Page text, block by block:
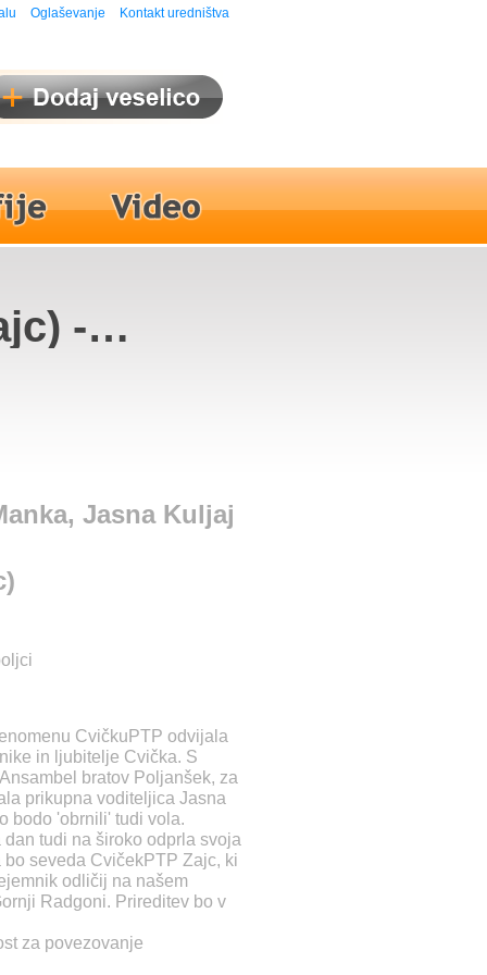
Oglaševanje Kontakt uredništva
-
Jasna Kuljaj
CvičkuPTP odvijala
in ljubitelje Cvička. S
bratov Poljanšek, za
prikupna voditeljica Jasna
bodo 'obrnili' tudi vola.
tudi na široko odprla svoja
seveda CvičekPTP Zajc, ki
odličij na našem
Radgoni. Prireditev bo v
za povezovanje